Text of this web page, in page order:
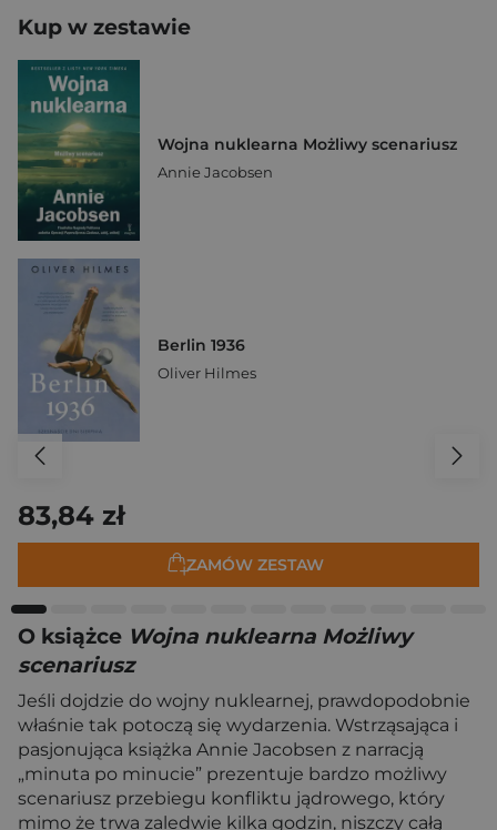
Kup w zestawie
Wojna nuklearna Możliwy scenariusz
Annie Jacobsen
Berlin 1936
Oliver Hilmes
83,84 zł
ZAMÓW ZESTAW
O książce Wojna nuklearna Możliwy
scenariusz
Jeśli dojdzie do wojny nuklearnej, prawdopodobnie
właśnie tak potoczą się wydarzenia. Wstrząsająca i
pasjonująca książka Annie Jacobsen z narracją
„minuta po minucie” prezentuje bardzo możliwy
scenariusz przebiegu konfliktu jądrowego, który
mimo że trwa zaledwie kilka godzin, niszczy całą